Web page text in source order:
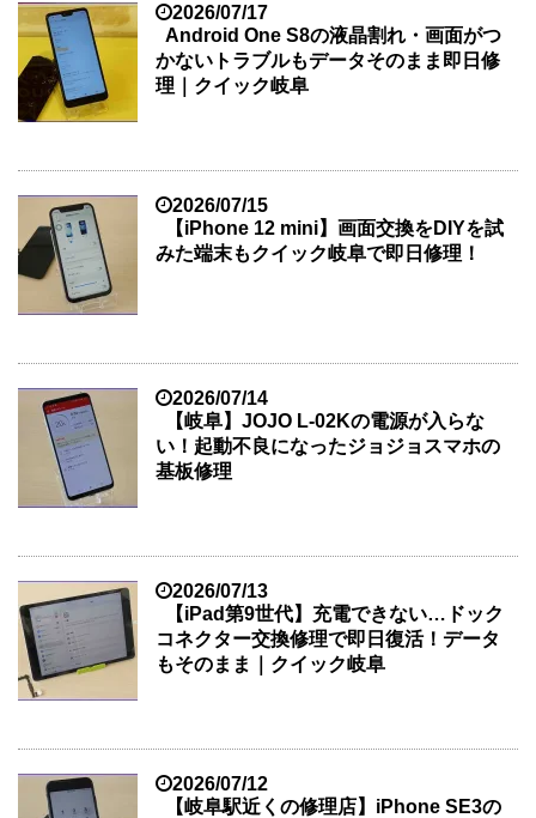
2026/07/17
Android One S8の液晶割れ・画面がつ
かないトラブルもデータそのまま即日修
理｜クイック岐阜
2026/07/15
【iPhone 12 mini】画面交換をDIYを試
みた端末もクイック岐阜で即日修理！
2026/07/14
【岐阜】JOJO L-02Kの電源が入らな
い！起動不良になったジョジョスマホの
基板修理
2026/07/13
【iPad第9世代】充電できない…ドック
コネクター交換修理で即日復活！データ
もそのまま｜クイック岐阜
2026/07/12
【岐阜駅近くの修理店】iPhone SE3の